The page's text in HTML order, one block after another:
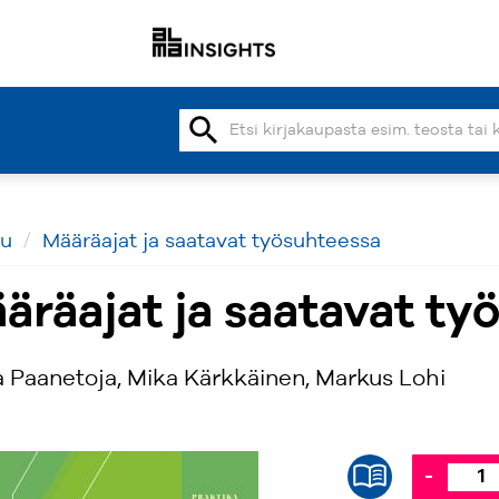
search
Määräajat ja saatavat työsuhteessa
ja saatavat
Paanetoja, Mika Kärkkäinen, Markus Lohi
-